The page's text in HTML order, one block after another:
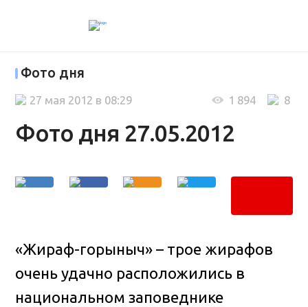
Фото дня
Фото дня 27.05.2012
8
1 894
27 мая 2012 в 08:29
«Жираф-горыныч» – трое жирафов
очень удачно расположились в
национальном заповеднике